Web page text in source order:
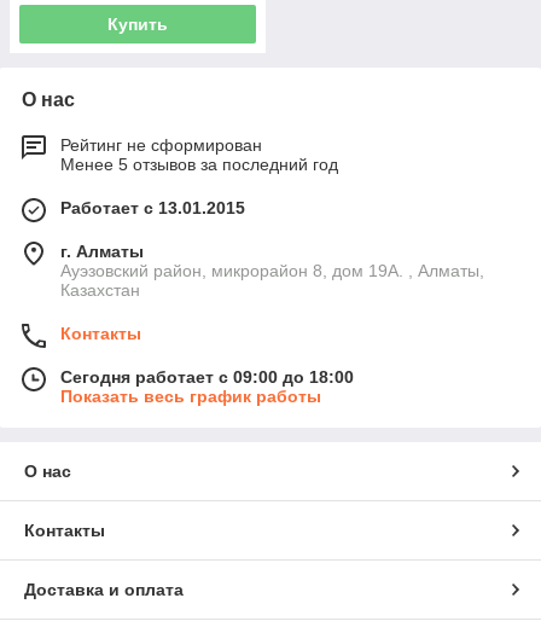
Купить
О нас
Рейтинг не сформирован
Менее 5 отзывов за последний год
Работает с 13.01.2015
г. Алматы
Ауэзовский район, микрорайон 8, дом 19А. , Алматы,
Казахстан
Контакты
Сегодня работает с 09:00 до 18:00
Показать весь график работы
О нас
Контакты
Доставка и оплата